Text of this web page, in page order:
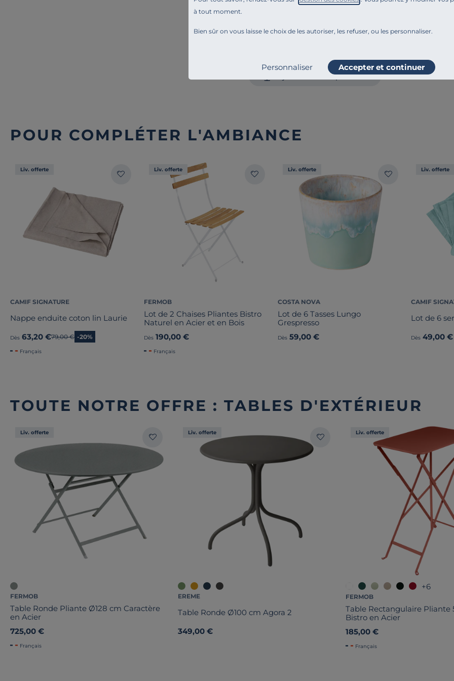
à tout moment.
Bien sûr on vous laisse le choix de les autoriser, les refuser, ou les personnaliser.
Personnaliser Accepter et continuer
Engagements et traçabilité
Montage et conseils d'entretien
Ajouter au comparateur
POUR COMPLÉTER L'AMBIANCE
Liv. offerte
CAMIF SIGNATURE
Nappe enduite coton lin Laurie
Dès 63,20 €Ancien prix
79,00 € -20%
Français
Liv. offerte
FERMOB
Lot de 2 Chaises Pliantes Bistro
Naturel en Acier et en Bois
Dès 190,00 €
Français
Liv. offerte
COSTA NOVA
Lot de 6 Tasses Lungo
Grespresso
Dès 59,00 €
Liv. offerte
CAMIF
Lot de 6
Dès 49,00 €
TOUTE NOTRE OFFRE : TABLES D'EXTÉRIEUR
Liv. offerte
FERMOB
Table Ronde Pliante Ø128 cm Caractère
en Acier
725,00 €
Français
Liv. offerte
EREME
Table Ronde Ø100 cm Agora 2
349,00 €
Liv. offerte
+6
FERMOB
Table Rectangulaire Pliante
Bistro en Acier
185,00 €
Français